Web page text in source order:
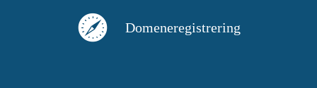
Domeneregistrering